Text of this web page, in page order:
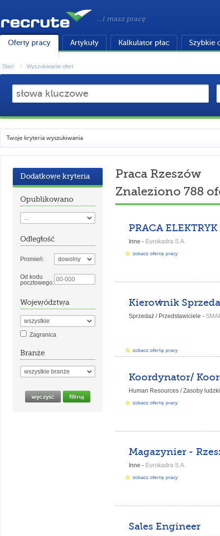
...i masz pracę
Oferty pracy Artykuły Kalkulator płac Szybkie
Start Wyszukiwanie ofert
Twoje kryteria wyszukiwania
Dodatkowe kryteria
Opublikowano
Odległość
Promień:
Od kodu
pocztowego:
Województwa
Zagranica
Branże
Praca Rzeszów
Znaleziono 788
Inne - Eurokadra S.A.
zobacz ofertę pracy
Sprzedaż / Przedstawiciele -
zobacz ofertę pracy
Human Resources / Zasoby
zobacz ofertę pracy
Magazynier -
Inne - Eurokadra S.A.
zobacz ofertę pracy
Sales Engineer